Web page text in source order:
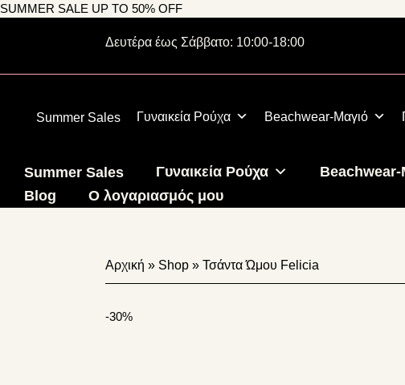
Skip
Skip
Skip
SUMMER SALE UP TO 50% OFF
Δευτέρα έως Σάββατο: 10:00-18:00
Summer Sales Γυναικεία Ρούχα Beachwear-Μαγιό
Summer Sales Γυναικεία Ρούχα Beachwear-
Blog
Ο λογαριασμός μου
Αρχική » Shop» Τσάντα Ώμου Felicia
-30%